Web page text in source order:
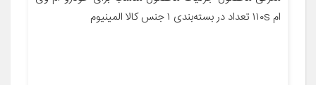
ام ۱۱۰s تعداد در بسته‌بندی ۱ جنس کالا المینیوم